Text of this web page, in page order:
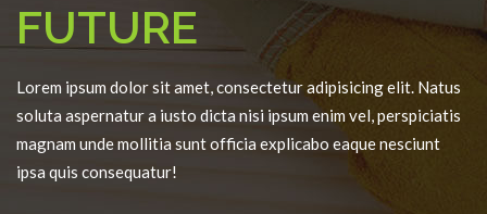
FUTURE
Lorem ipsum dolor sit amet, consectetur adipisicing elit. Natus
soluta aspernatur a iusto dicta nisi ipsum enim vel, perspiciatis
magnam unde mollitia sunt officia explicabo eaque nesciunt
ipsa quis consequatur!